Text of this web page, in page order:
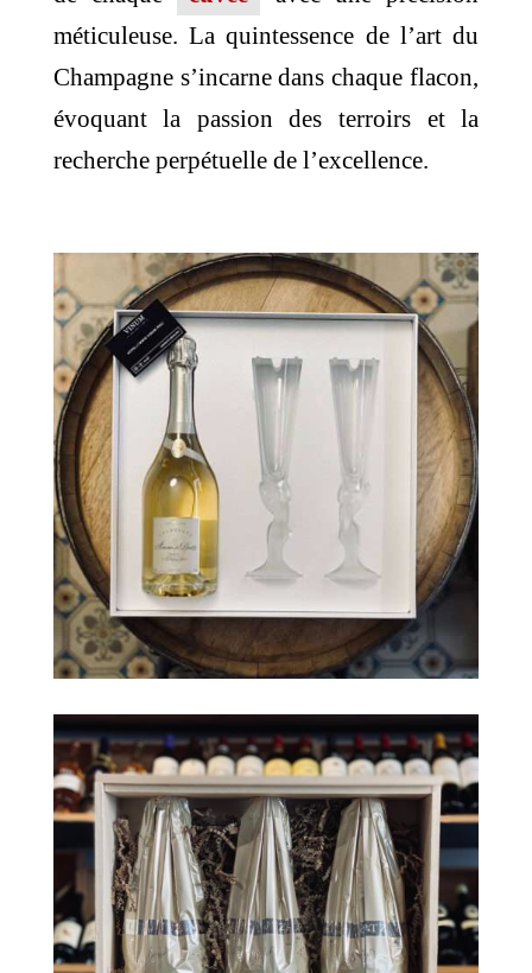
méticuleuse. La quintessence de l’art du
Champagne s’incarne dans chaque flacon,
évoquant la passion des terroirs et la
recherche perpétuelle de l’excellence.